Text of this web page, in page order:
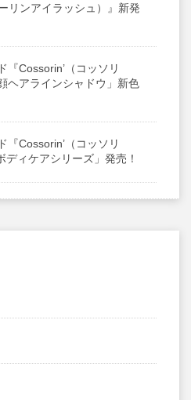
リンアイラッシュ）』新発
『Cossorin’（コッソリ
ヘアラインシャドウ」新色
『Cossorin’（コッソリ
ディケアシリーズ」発売！